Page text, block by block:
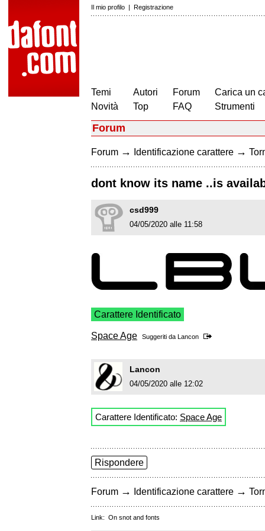
Il mio profilo | Registrazione
Temi
Novità
Autori
Top
Forum
FAQ
Carica un
Strumenti
Forum
Forum → Identificazione carattere →
dont know its name ..is
csd999
04/05/2020 alle 11:58
Carattere Identificato
Space Age Suggeriti da Lancon
Lancon
04/05/2020 alle 12:02
Carattere Identificato: Space Age
Rispondere
Forum → Identificazione carattere →
Link: On snot and fonts